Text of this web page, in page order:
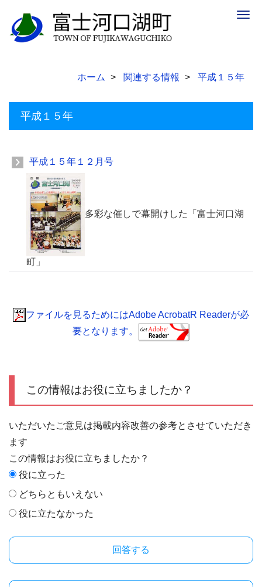
ホーム 関連する情報 平成１５年
平成１５年
平成１５年１２月号
多彩な催しで幕開けした「富士河口湖
町」
ファイルを見るためにはAdobe AcrobatR Readerが必
要となります。
この情報はお役に立ちましたか？
いただいたご意見は掲載内容改善の参考とさせていただき
ます
この情報はお役に立ちましたか？
役に立った
どちらともいえない
役に立たなかった